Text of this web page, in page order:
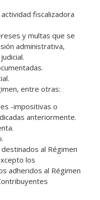
fiscalizadora
y multas que se
administrativa,
entre otras:
-impositivas o
anteriormente.
al Régimen
los
adheridos al Régimen